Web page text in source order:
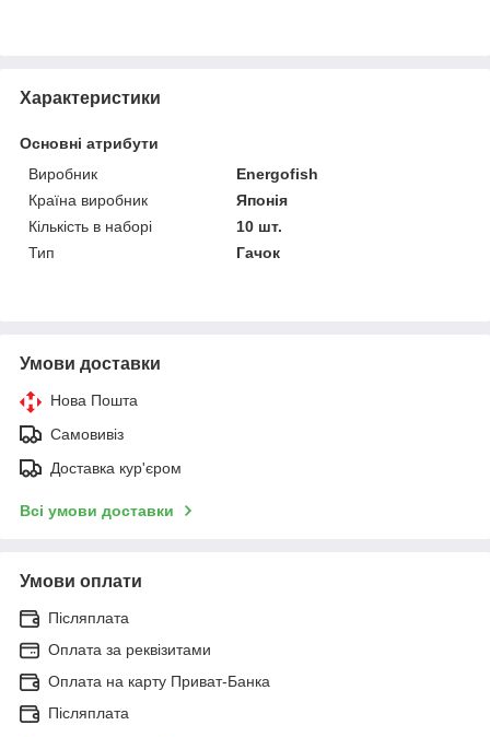
Характеристики
Основні атрибути
Виробник
Energofish
Країна виробник
Японія
Кількість в наборі
10 шт.
Тип
Гачок
Умови доставки
Нова Пошта
Самовивіз
Доставка кур'єром
Всі умови доставки
Умови оплати
Післяплата
Оплата за реквізитами
Оплата на карту Приват-Банка
Післяплата